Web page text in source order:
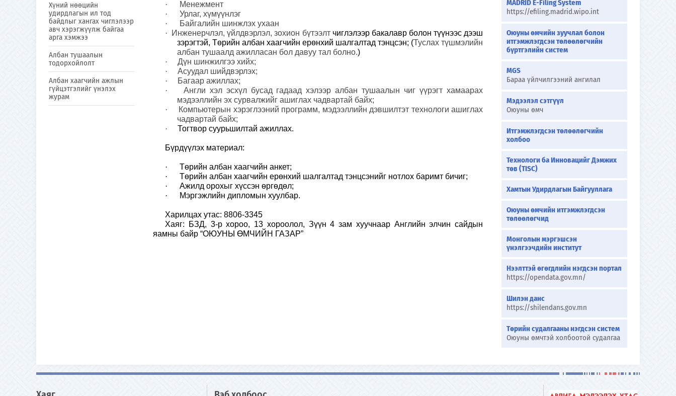
Хүний нөөцийн
удирдлагын ил тод
байдлыг хангах чиглэлээр
авч хэрэгжүүлж байгаа
арга хэмжээ
Албан тушаалын
тодорхойлолт
Албан хаагчийн ажлын
гүйцэтгэлийг үнэлэх
журам
·
Менежмент
·
Урлаг, хүмүүнлэг
·
Байгалийн шинжлэх ухаан
·
Инженерчлэл, үйлдвэрлэл, зохион бүтээлт чиглэлээр бакалавр болон түүнээс дээш
зэрэгтэй, Төрийн албан хаагчийн ерөнхий шалгалтад тэнцсэн; (Туслах түшмэлийн
албан тушаалд ажилласан бол давуу тал болно.)
·
Дүн шинжилгээ хийх;
·
Асуудал шийдвэрлэх;
·
Багаар ажиллах;
·
Англи хэл эсхүл бусад гадаад хэлээр албан тушаалын чиг үүрэгт хамаарах
мэдээллийн эх сурвалжийг ашиглах чадвартай байх;
·
Компьютерын хэрэглээний программ, мэдээллийн дэвшилтэт технологи ашиглах
чадвартай байх;
·
Тогтвор суурьшилтай ажиллах.
Бүрдүүлэх материал:
· Төрийн албан хаагчийн анкет;
·
Төрийн албан хаагчийн ерөнхий шалгалтад тэнцсэнийг нотлох баримт бичиг;
·
Ажилд орохыг хүссэн өргөдөл;
·
Мэргэжлийн дипломын хуулбар.
Харилцах утас: 8806-3345
Хаяг: БЗД, 3-р хороо, 13 хороолол, Зүүн 4 зам хуучнаар Английн элчин сайдын
яамны байр “ОЮУНЫ ӨМЧИЙН ГАЗАР”
MADRID E-Filing System
https://efiling.madrid.wipo.int
Оюуны өмчийн зуучлал болон
итгэмжлэгдсэн төлөөлөгчийн
бүртгэлийн систем
MGS
Бараа үйлчилгээний ангилал
Мэдээлэл сэтгүүл
Оюуны өмч
Итгэмжлэгдсэн төлөөлөгчийн
холбоо
Технологи ба Инновацийг Дэмжих
төв (TISC)
Хамтын Удирдлагын Байгууллага
Оюуны өмчийн итгэмжлэгдсэн
төлөөлөгчид
Монголын мэргэшсэн
үнэлгээчдийн институт
Нээлттэй өгөгдлийн нэгдсэн портал
https://opendata.gov.mn/
Шилэн данс
https://shilendans.gov.mn
Төрийн судалгааны нэгдсэн систем
Оюуны өмчтэй холбоотой судалгаа